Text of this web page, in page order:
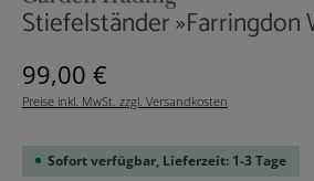
Stiefelständer »Farringdon
Regulärer Preis:
99,00 €
Preise inkl. MwSt. zzgl. Versandkosten
Sofort verfügbar, Lieferzeit: 1-3 Tage